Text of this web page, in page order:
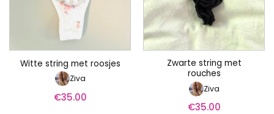
Witte string met roosjes
Ziva
€35.00
Zwarte string met
rouches
Ziva
€35.00